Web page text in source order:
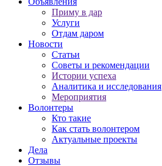
Приму в дар
Услуги
Отдам даром
Новости
Статьи
Советы и рекомендации
Истории успеха
Аналитика и исследования
Мероприятия
Волонтеры
Кто такие
Как стать волонтером
Актуальные проекты
Дела
Отзывы